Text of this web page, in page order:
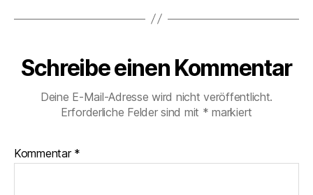
Schreibe einen Kommentar
Deine E-Mail-Adresse wird nicht veröffentlicht.
Erforderliche Felder sind mit * markiert
Kommentar *